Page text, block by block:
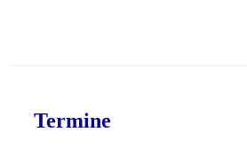
Termine